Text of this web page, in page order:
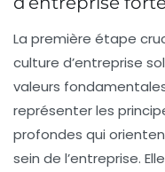
La première étape
culture d’entreprise
valeurs
représenter les
profondes qui
sein de l’entreprise.